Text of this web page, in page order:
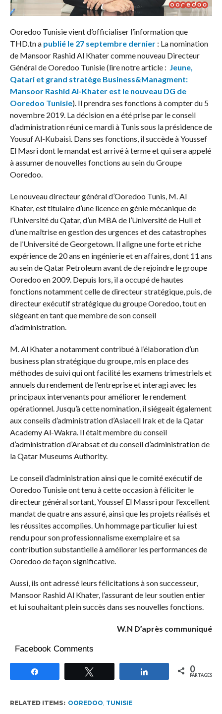
Ooredoo Tunisie vient d’officialiser l’information que
THD.tn a publié le 27 septembre dernier: La nomination
de Mansoor Rashid Al Khater comme nouveau Directeur
Général de Ooredoo Tunisie (lire notre article : Jeune,
Qatari et grand stratège Business&Managment:
Mansoor Rashid Al-Khater est le nouveau DG de
Ooredoo Tunisie). Il prendra ses fonctions à compter du 5
novembre 2019. La décision en a été prise par le conseil
d’administration réuni ce mardi à Tunis sous la présidence de
Yousuf Al-Kubaisi. Dans ses fonctions, il succède à Youssef
El Masri dont le mandat est arrivé à terme et qui sera appelé
à assumer de nouvelles fonctions au sein du Groupe
Ooredoo.
Le nouveau directeur général d’Ooredoo Tunis, M. Al
Khater, est titulaire d’une licence en génie mécanique de
l’Université du Qatar, d’un MBA de l’Université de Hull et
d’une maîtrise en gestion des urgences et des catastrophes
de l’Université de Georgetown. Il aligne une forte et riche
expérience de 20 ans en ingénierie et en affaires, dont 11 ans
au sein de Qatar Petroleum avant de de rejoindre le groupe
Ooredoo en 2009. Depuis lors, il a occupé de hautes
fonctions notamment celle de directeur stratégique, puis, de
directeur exécutif stratégique du groupe Ooredoo, tout en
siégeant en tant que membre de son conseil
d’administration.
M. Al Khater a notamment contribué à l’élaboration d’un
business plan stratégique du groupe, mis en place des
méthodes de suivi qui ont facilité les examens trimestriels et
annuels du rendement de l’entreprise et interagi avec les
principaux intervenants pour améliorer le rendement
opérationnel. Jusqu’à cette nomination, il siégeait également
aux conseils d’administration d’Asiacell Irak et de la Qatar
Academy Al-Wakra. Il était membre du conseil
d’administration d’Arabsat et du conseil d’administration de
la Qatar Museums Authority.
Le conseil d’administration ainsi que le comité exécutif de
Ooredoo Tunisie ont tenu à cette occasion à féliciter le
directeur général sortant, Youssef El Massri pour l’excellent
mandat de quatre ans assuré, ainsi que les projets réalisés et
les réussites accomplies. Un hommage particulier lui est
rendu pour son professionnalisme exemplaire et sa
contribution substantielle à améliorer les performances de
Ooredoo de façon significative.
Aussi, ils ont adressé leurs félicitations à son successeur,
Mansoor Rashid Al Khater, l’assurant de leur soutien entier
et lui souhaitant plein succès dans ses nouvelles fonctions.
W.N D’après communiqué
Facebook Comments
Partagez 0
PARTAGES
RELATED ITEMS: OOREDOO, TUNISIE